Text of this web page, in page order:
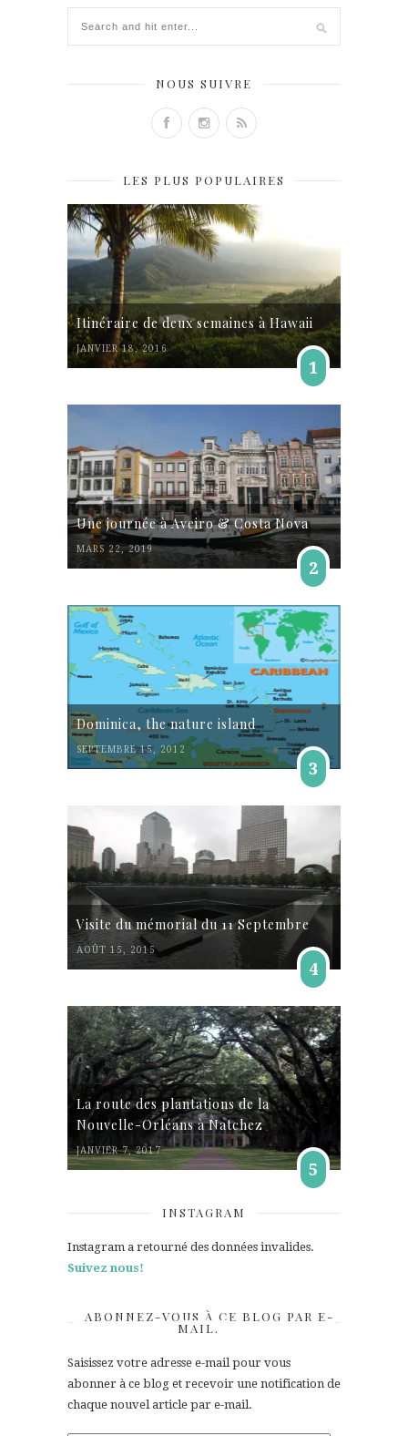
NOUS SUIVRE
LES PLUS POPULAIRES
Itinéraire de deux semaines à Hawaii
JANVIER 18, 2016
1
Une journée à Aveiro & Costa Nova
MARS 22, 2019
2
Dominica, the nature island
SEPTEMBRE 15, 2012
3
Visite du mémorial du 11 Septembre
AOÛT 15, 2015
4
La route des plantations de la
Nouvelle-Orléans à Natchez
JANVIER 7, 2017
5
INSTAGRAM
Instagram a retourné des données invalides.
Suivez nous!
ABONNEZ-VOUS À CE BLOG PAR E-
MAIL.
Saisissez votre adresse e-mail pour vous
abonner à ce blog et recevoir une notification de
chaque nouvel article par e-mail.